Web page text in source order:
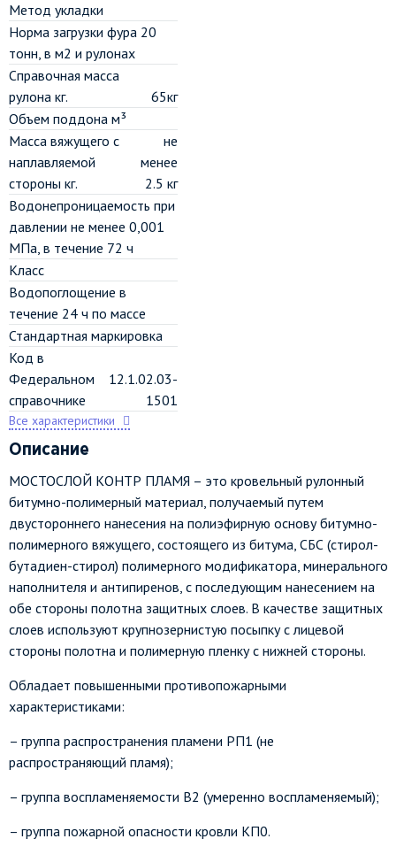
Метод укладки
Норма загрузки фура 20
тонн, в м2 и рулонах
Справочная масса
рулона кг.
65кг
Объем поддона м³
Масса вяжущего с
наплавляемой
стороны кг.
не
менее
2.5 кг
Водонепроницаемость при
давлении не менее 0,001
МПа, в течение 72 ч
Класс
Водопоглощение в
течение 24 ч по массе
Стандартная маркировка
Код в
Федеральном
справочнике
12.1.02.03-
1501
Все характеристики
Описание
МОСТОСЛОЙ КОНТР ПЛАМЯ – это кровельный рулонный
битумно-полимерный материал, получаемый путем
двустороннего нанесения на полиэфирную основу битумно-
полимерного вяжущего, состоящего из битума, СБС (стирол-
бутадиен-стирол) полимерного модификатора, минерального
наполнителя и антипиренов, с последующим нанесением на
обе стороны полотна защитных слоев. В качестве защитных
слоев используют крупнозернистую посыпку с лицевой
стороны полотна и полимерную пленку с нижней стороны.
Обладает повышенными противопожарными
характеристиками:
– группа распространения пламени РП1 (не
распространяющий пламя);
– группа воспламеняемости В2 (умеренно воспламеняемый);
– группа пожарной опасности кровли КП0.